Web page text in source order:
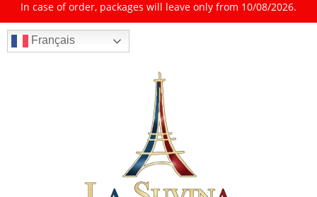
In case of order, packages will leave only from 10/08/2026.
Français